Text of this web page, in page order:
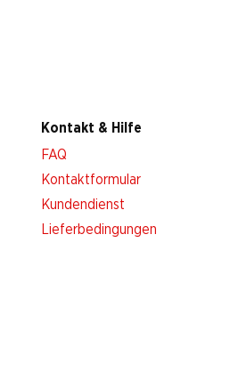
Kontakt & Hilfe
FAQ
Kontaktformular
Kundendienst
Lieferbedingungen